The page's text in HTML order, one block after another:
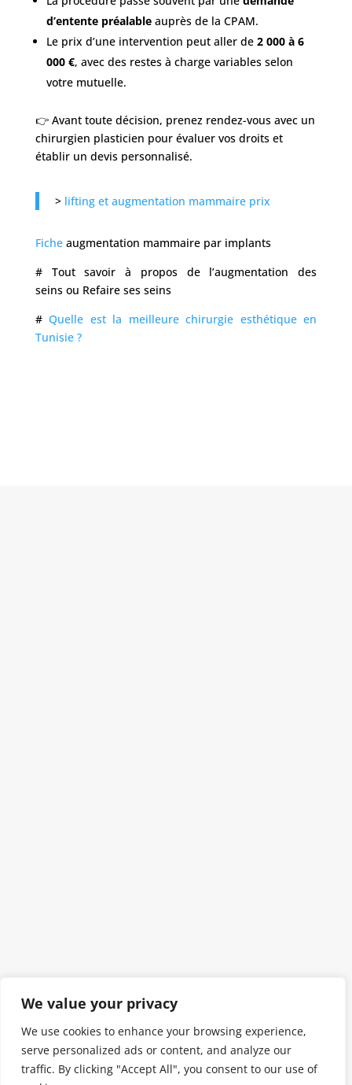
We value your privacy
We use cookies to enhance your browsing experience,
serve personalized ads or content, and analyze our
traffic. By clicking "Accept All", you consent to our use of
d’entente préalableauprès de la CPAM.
Le prix d’une intervention peut aller de 2 000 à 6
000 €, avec des restes à charge variables selon
votre mutuelle.
👉 Avant toute décision, prenez rendez-vous avec un
chirurgien plasticien pour évaluer vos droits et
établir un devis personnalisé.
> lifting et augmentation mammaire prix
Ficheaugmentation mammaire par implants
# Tout savoir à propos de l’augmentation des
seins ou Refaire ses seins
#Quelle est la meilleure chirurgie esthétique en
Tunisie ?